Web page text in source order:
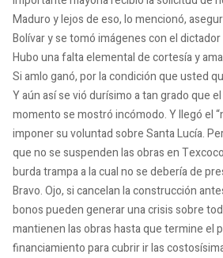
Maduro y lejos de eso, lo mencionó,
Bolívar y se tomó imágenes con el dictador
Hubo una falta elemental de cortesía y
Si amlo ganó, por la condición que usted
Y aún así se vió durísimo a tan grado que
momento se mostró incómodo. Y llegó el
imponer su voluntad sobre Santa Lucía.
que no se suspenden las obras en
burda trampa a la cual no se debería de
Bravo. Ojo, si cancelan la construcción
bonos pueden generar una crisis sobre
mantienen las obras hasta que termine el
financiamiento para cubrir ir las